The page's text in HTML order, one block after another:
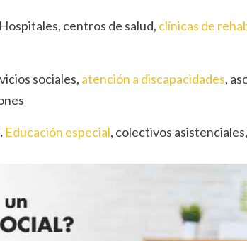
Hospitales, centros de salud, clínicas de
sociales, atención a discapacidades,
Educación especial, colectivos